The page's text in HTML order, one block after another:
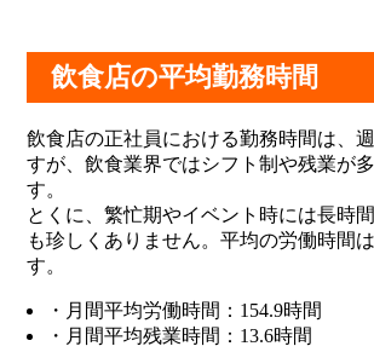
飲食店の平均勤務時間
飲食店の正社員における勤務時間は、
すが、飲食業界ではシフト制や残業が
す。
とくに、繁忙期やイベント時には長時
も珍しくありません。平均の労働時間
す。
・月間平均労働時間：154.9時間
・月間平均残業時間：13.6時間